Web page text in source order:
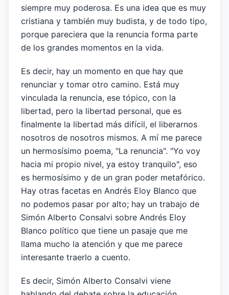
siempre muy poderosa. Es una idea que es muy
cristiana y también muy budista, y de todo tipo,
porque pareciera que la renuncia forma parte
de los grandes momentos en la vida.
Es decir, hay un momento en que hay que
renunciar y tomar otro camino. Está muy
vinculada la renuncia, ese tópico, con la
libertad, pero la libertad personal, que es
finalmente la libertad más difícil, el liberarnos
nosotros de nosotros mismos. A mí me parece
un hermosísimo poema, "La renuncia". "Yo voy
hacia mi propio nivel, ya estoy tranquilo", eso
es hermosísimo y de un gran poder metafórico.
Hay otras facetas en Andrés Eloy Blanco que
no podemos pasar por alto; hay un trabajo de
Simón Alberto Consalvi sobre Andrés Eloy
Blanco político que tiene un pasaje que me
llama mucho la atención y que me parece
interesante traerlo a cuento.
Es decir, Simón Alberto Consalvi viene